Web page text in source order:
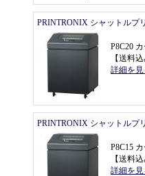
PRINTRONIX シャットルプ
P8C20
【送料
詳細を
PRINTRONIX シャットルプ
P8C15
【送料
詳細を